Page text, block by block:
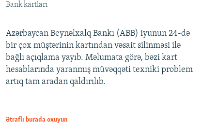
Bank kartları
Azərbaycan Beynəlxalq Bankı (ABB) iyunun 24-də
bir çox müştərinin kartından vəsait silinməsi ilə
bağlı açıqlama yayıb. Məlumata görə, bəzi kart
hesablarında yaranmış müvəqqəti texniki problem
artıq tam aradan qaldırılıb.
Ətraflı burada oxuyun